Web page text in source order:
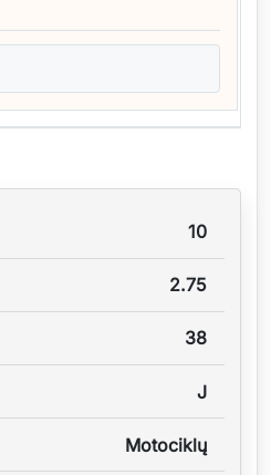
10
2.75
38
J
Motociklų